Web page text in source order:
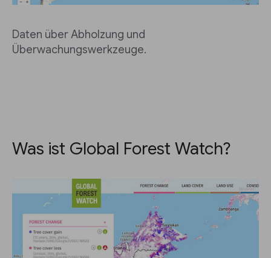
Daten über Abholzung und
Überwachungswerkzeuge.
Was ist Global Forest Watch?